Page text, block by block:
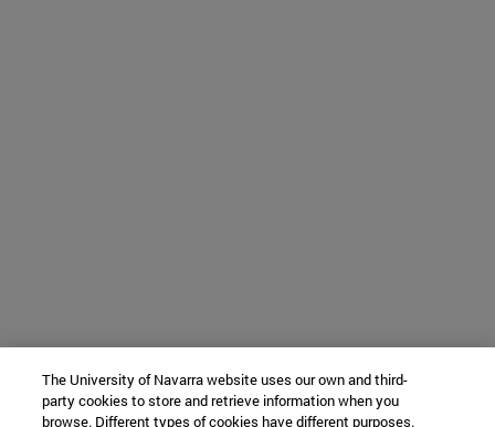
The University of Navarra website uses our own and third-
party cookies to store and retrieve information when you
browse. Different types of cookies have different purposes.